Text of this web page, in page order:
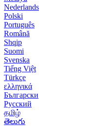
Nederlands
Polski
Português
Română
Shqip
Suomi
Svenska
Tiếng Việt
Türkçe
ελληνικά
Български
Русский
தமிழ்
తెలుగు